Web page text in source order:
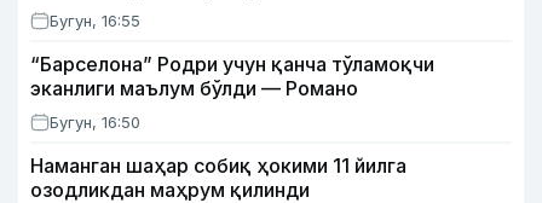
Бугун, 16:55
“Барселона” Родри учун қанча тўламоқчи
эканлиги маълум бўлди — Романо
Бугун, 16:50
Наманган шаҳар собиқ ҳокими 11 йилга
озодликдан маҳрум қилинди